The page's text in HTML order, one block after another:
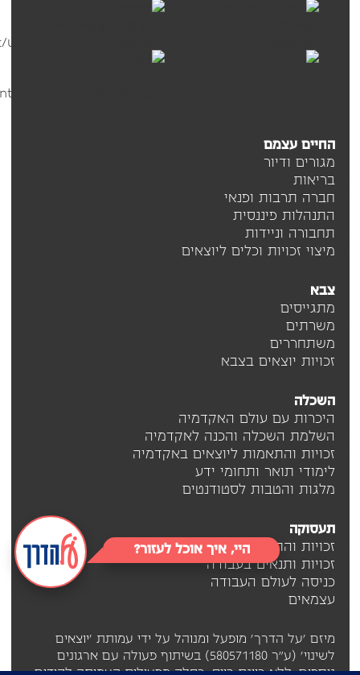
היי, איך אוכל לעזור?
החיים עצמם
מגורים ודיור
בריאות
חברה תרבות ופנאי
התנהלות פיננסית
תחבורה וניידות
מיצוי זכויות וכלים ליוצאים
צבא
מתגייסים
משרתים
משתחררים
זכויות יוצאים בצבא
השכלה
היכרות עם עולם האקדמיה
השלמת השכלה והכנה לאקדמיה
זכויות והתאמות ליוצאים באקדמיה
לימודי תואר ותחומי ידע
מלגות והטבות לסטודנטים
תעסוקה
זכויות והתאמות ליוצאים בתעסוקה
זכויות ותנאים בעבודה
כניסה לעולם העבודה
עצמאים
מיזם 'על הדרך' מופעל ומנוהל על ידי עמותת 'יוצאים
לשינוי' (ע"ר 580571180) בשיתוף פעולה עם ארגונים